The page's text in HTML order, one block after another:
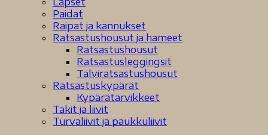
Paidat
Raipat ja kannukset
Ratsastushousut ja hameet
Ratsastushousut
Ratsastusleggingsit
Talviratsastushousut
Ratsastuskypärät
Kypärätarvikkeet
Takit ja liivit
Turvaliivit ja paukkuliivit